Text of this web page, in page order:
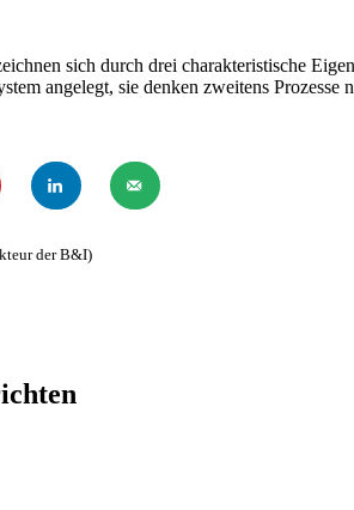
sich durch drei charakteristische
angelegt, sie denken zweitens
der B&I)